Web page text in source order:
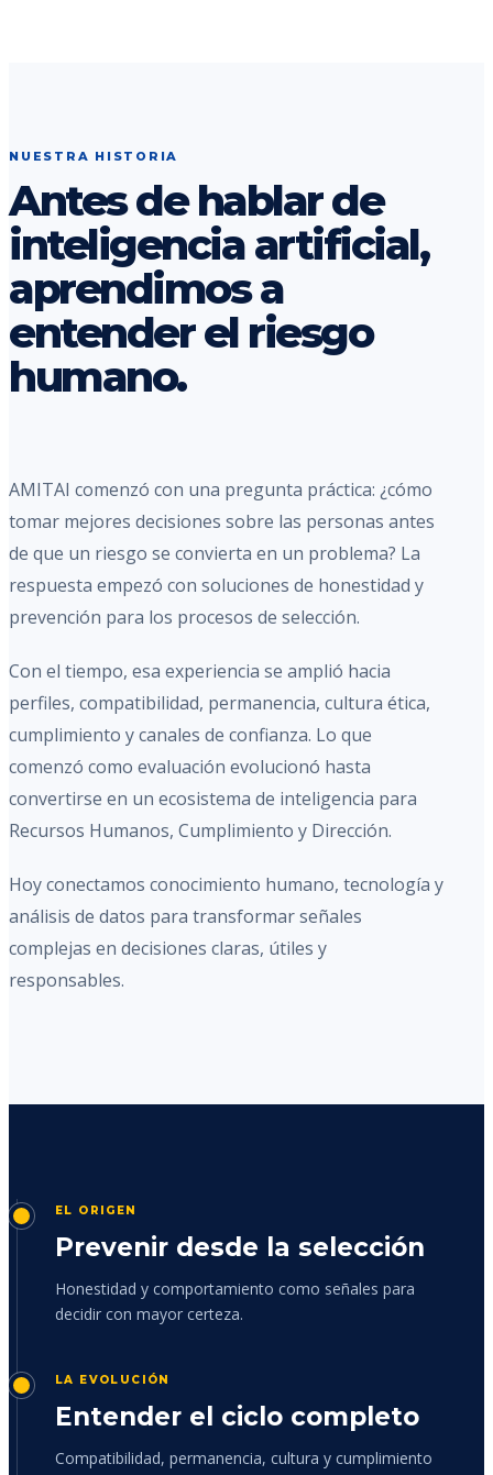
NUESTRA HISTORIA
Antes de hablar de
inteligencia artificial,
aprendimos a
entender el riesgo
humano.
AMITAI comenzó con una pregunta práctica: ¿cómo
tomar mejores decisiones sobre las personas antes
de que un riesgo se convierta en un problema? La
respuesta empezó con soluciones de honestidad y
prevención para los procesos de selección.
Con el tiempo, esa experiencia se amplió hacia
perfiles, compatibilidad, permanencia, cultura ética,
cumplimiento y canales de confianza. Lo que
comenzó como evaluación evolucionó hasta
convertirse en un ecosistema de inteligencia para
Recursos Humanos, Cumplimiento y Dirección.
Hoy conectamos conocimiento humano, tecnología y
análisis de datos para transformar señales
complejas en decisiones claras, útiles y
responsables.
EL ORIGEN
Prevenir desde la selección
Honestidad y comportamiento como señales para
decidir con mayor certeza.
LA EVOLUCIÓN
Entender el ciclo completo
Compatibilidad, permanencia, cultura y cumplimiento